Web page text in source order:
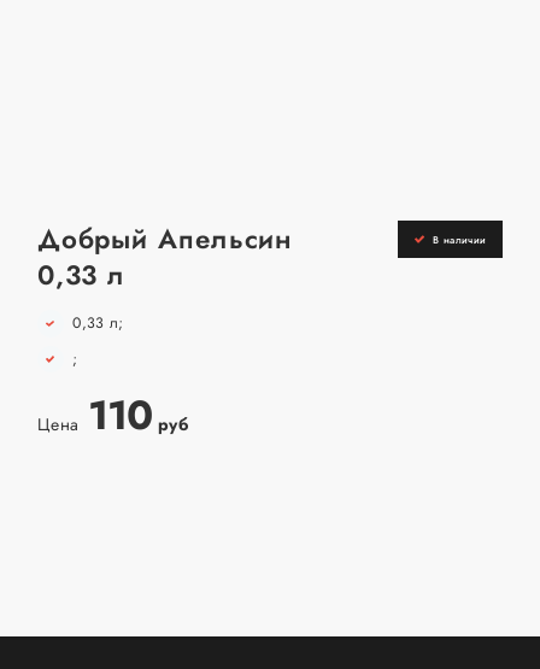
В наличии
Добрый Апельсин
0,33 л
0,33 л;
;
Цена 110 руб